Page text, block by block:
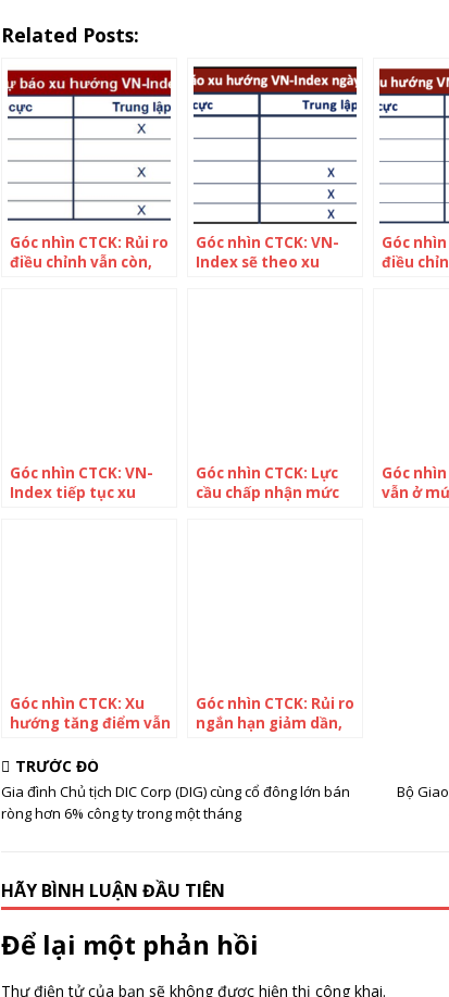
Related Posts:
Góc nhìn CTCK: Rủi ro
điều chỉnh vẫn còn,
Góc nhìn CTCK: VN-
Index sẽ theo xu
Góc nhìn
điều
Góc nhìn CTCK: VN-
Index tiếp tục xu
Góc nhìn CTCK: Lực
cầu chấp nhận mức
Góc nhìn
vẫn ở
Góc nhìn CTCK: Xu
hướng tăng điểm vẫn
Index chưa “thủng”
1.190 điểm
Góc nhìn CTCK: Rủi ro
ngắn hạn giảm dần,
cự 1.050 điểm
TRƯỚC ĐÓ
Gia đình Chủ tịch DIC Corp (DIG) cùng cổ đông lớn bán
ròng hơn 6% công ty trong một tháng
Bộ
HÃY BÌNH LUẬN ĐẦU TIÊN
Để lại một phản hồi
Thư điện tử của bạn sẽ không được hiện thị công khai.